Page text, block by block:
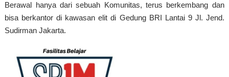
Berawal hanya dari sebuah Komunitas, terus berkembang dan
bisa berkantor di kawasan elit di Gedung BRI Lantai 9 Jl. Jend.
Sudirman Jakarta.